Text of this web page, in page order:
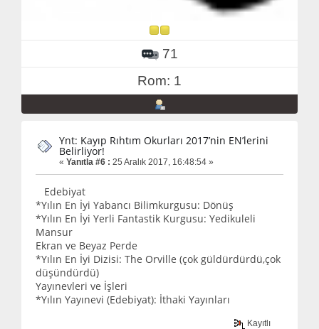
71
Rom: 1
Ynt: Kayıp Rıhtım Okurları 2017’nin EN’lerini
Belirliyor!
« Yanıtla #6 : 25 Aralık 2017, 16:48:54 »
Edebiyat
*Yılın En İyi Yabancı Bilimkurgusu: Dönüş
*Yılın En İyi Yerli Fantastik Kurgusu: Yedikuleli
Mansur
Ekran ve Beyaz Perde
*Yılın En İyi Dizisi: The Orville (çok güldürdürdü,çok
düşündürdü)
Yayınevleri ve İşleri
*Yılın Yayınevi (Edebiyat): İthaki Yayınları
Kayıtlı